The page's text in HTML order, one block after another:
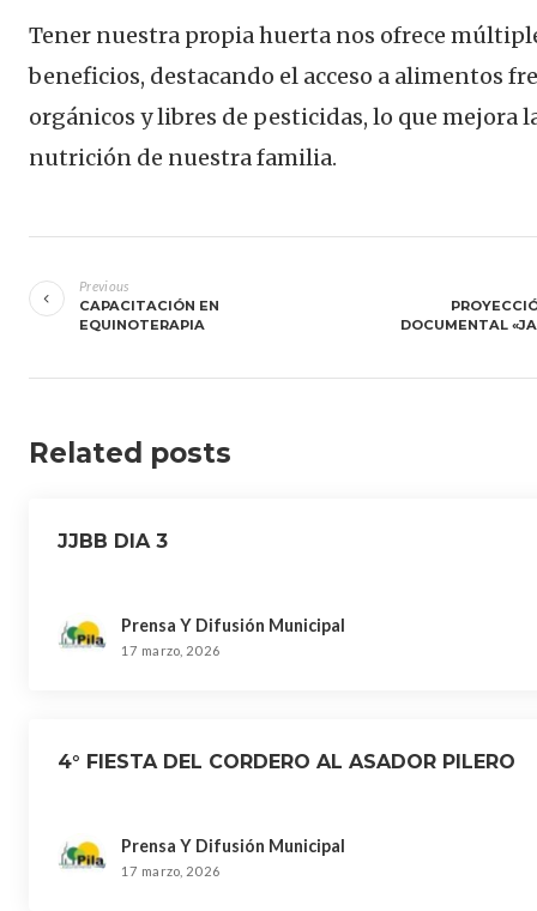
Tener nuestra propia huerta nos ofrece
beneficios, destacando el acceso a alimentos
orgánicos y libres de pesticidas, lo que mejora
nutrición de nuestra familia.
de
entradas
Previous
CAPACITACIÓN EN
EQUINOTERAPIA
DOCUMENTAL
Related posts
JJBB DIA 3
Prensa Y Difusión Municipal
17 marzo, 2026
4° FIESTA DEL CORDERO AL ASADOR PILERO
Prensa Y Difusión Municipal
17 marzo, 2026